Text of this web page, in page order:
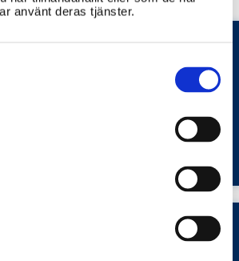
använt deras tjänster.
om parkeringstillstånd och
parkeringsavgifter i Emmaboda